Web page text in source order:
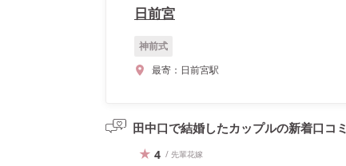
日前宮
神前式
最寄： 日前宮駅
田中口で結婚したカップルの新着口コミ
4 / 先輩花嫁